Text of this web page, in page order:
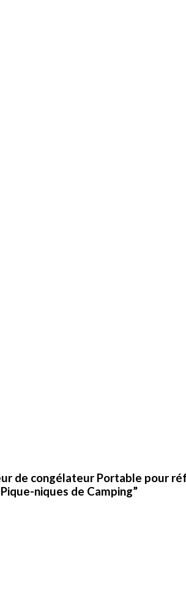
de congélateur Portable pour
niques de Camping”